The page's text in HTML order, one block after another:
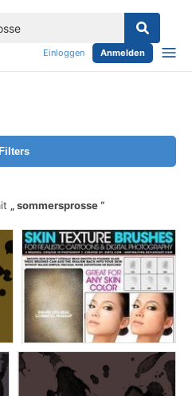
Einloggen Anmelden
Filters
sommersprosse